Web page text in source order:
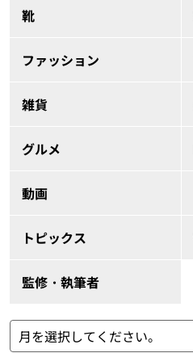
靴
ファッション
雑貨
グルメ
動画
トピックス
監修・執筆者